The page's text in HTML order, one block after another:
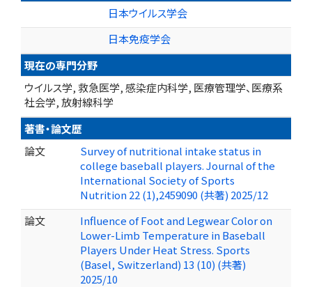
日本ウイルス学会
日本免疫学会
現在の専門分野
ウイルス学, 救急医学, 感染症内科学, 医療管理学、医療系
社会学, 放射線科学
著書・論文歴
論文
Survey of nutritional intake status in
college baseball players. Journal of the
International Society of Sports
Nutrition 22 (1),2459090 (共著) 2025/12
論文
Influence of Foot and Legwear Color on
Lower-Limb Temperature in Baseball
Players Under Heat Stress. Sports
(Basel, Switzerland) 13 (10) (共著)
2025/10